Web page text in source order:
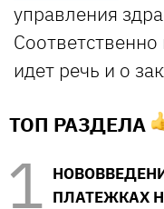
управления
идет речь и о
ТОП РАЗДЕЛА
ПЛАТЕЖКАХ